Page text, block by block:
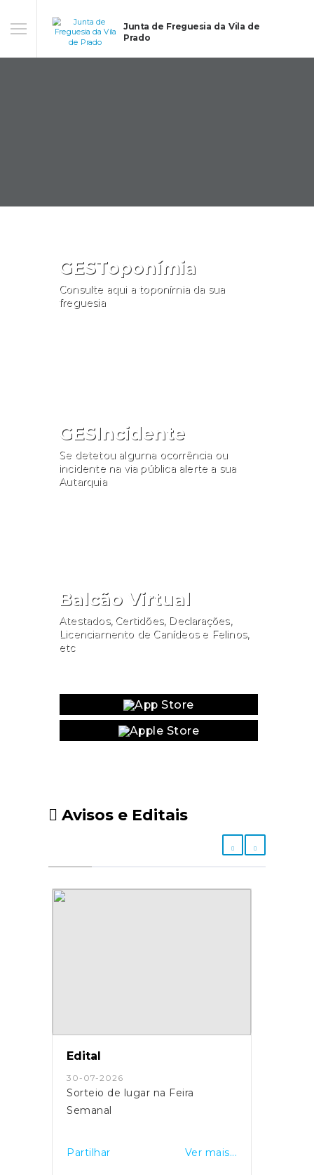
Junta de Freguesia da Vila de
Prado
GESToponímia
Consulte aqui a toponímia da sua
freguesia
GESIncidente
Se detetou alguma ocorrência ou
incidente na via pública alerte a sua
Autarquia
Balcão Virtual
Atestados, Certidões, Declarações,
Licenciamento de Canídeos e Felinos,
etc
Avisos e Editais
Edital
30-07-2026
Sorteio de lugar na Feira
Semanal
Partilhar Ver mais...